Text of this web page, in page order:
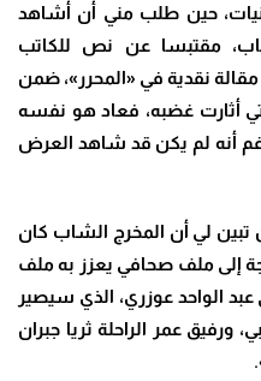
حين طلب مني أن أشاهد
مقتبسا عن نص للكاتب
نقدية في «المحرر»، ضمن
أثارت غضبه، فعاد هو نفسه
أنه لم يكن قد شاهد العرض
تبين لي أن المخرج الشاب كان
إلى ملف صحافي يعزز به ملف
الواحد عوزري، الذي سيصير
ورفيق عمر الراحلة ثريا جبران